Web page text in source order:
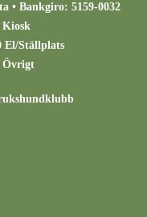
• Bankgiro: 5159-0032
Kiosk
Ställplats
Övrigt